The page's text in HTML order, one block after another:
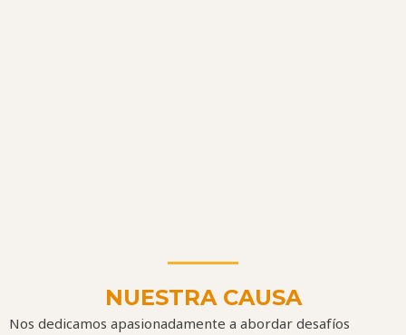
NUESTRA CAUSA
Nos dedicamos apasionadamente a abordar desafíos